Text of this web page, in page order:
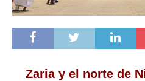
Zaria y el norte de